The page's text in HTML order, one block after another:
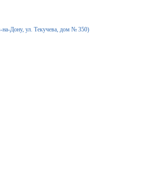
на-Дону, ул. Текучева, дом № 350)